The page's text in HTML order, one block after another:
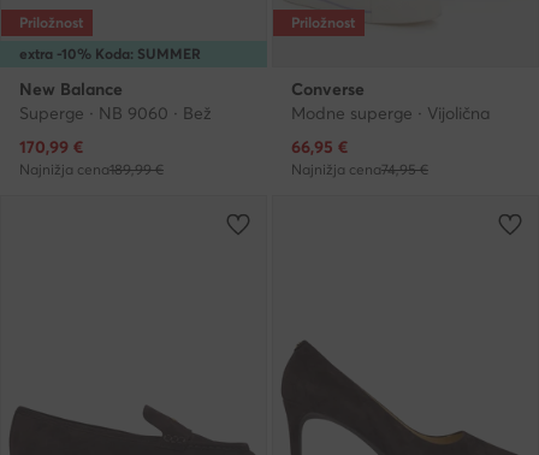
extra -10% Koda: SUMMER
Priložnost
New Balance
Superge · NB 9060 · Bež
Trenutna cena
170,99 €
Najnižja cena189,99 €
Priložnost
Converse
Modne superge · Vijolična
Trenutna cena
66,95 €
Najnižja cena74,95 €